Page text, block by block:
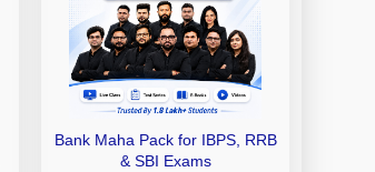
Bank Maha Pack for IBPS, RRB
& SBI Exams